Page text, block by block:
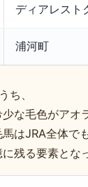
ディアレスト
浦河町
ち、
な毛色がアオ
はJRA全体で
残る要素とな